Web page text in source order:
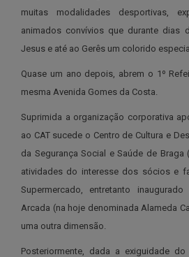
muitas modalidades desportivas,
animados convívios que durante dias
Jesus e até ao Gerês um colorido
Quase um ano depois, abrem o 1º
mesma Avenida Gomes da Costa.
Suprimida a organização corporativa
ao CAT sucede o Centro de Cultura e
da Segurança Social e Saúde de Braga
atividades do interesse dos sócios e
Supermercado, entretanto
Arcada (na hoje denominada Alameda
uma outra dimensão.
Posteriormente, dada a exiguidade